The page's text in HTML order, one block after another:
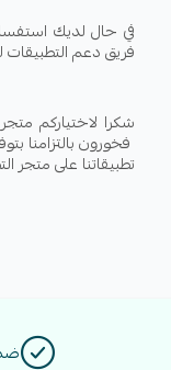
في حال لديك
فريق دعم التطبيقات
شكرا لاختياركم
فخورون بالتزامنا
تطبيقاتنا على متجر